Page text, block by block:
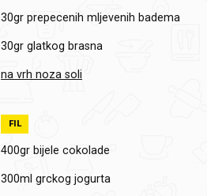
30gr prepecenih mljevenih badema
30gr glatkog brasna
na vrh noza soli
FIL
400gr bijele cokolade
300ml grckog jogurta